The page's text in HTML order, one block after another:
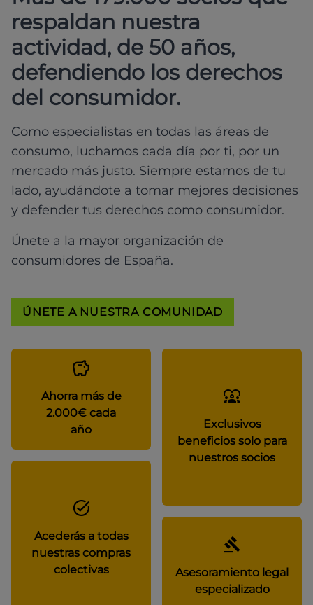
respaldan nuestra
actividad, de 50 años,
defendiendo los derechos
del consumidor.
Como especialistas en todas las áreas de
consumo, luchamos cada día por ti, por un
mercado más justo. Siempre estamos de tu
lado, ayudándote a tomar mejores decisiones
y defender tus derechos como consumidor.
Únete a la mayor organización de
consumidores de España.
ÚNETE A NUESTRA COMUNIDAD
Ahorra más de
2.000€ cada
año
Exclusivos
beneficios solo para
nuestros socios
Acederás a todas
nuestras compras
colectivas
Asesoramiento legal
especializado